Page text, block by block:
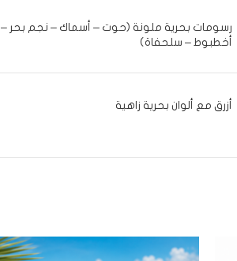
رسومات بحرية ملونة (حوت – أسماك – نجم بحر –
أخطبوط – سلحفاة)
أزرق مع ألوان بحرية زاهية